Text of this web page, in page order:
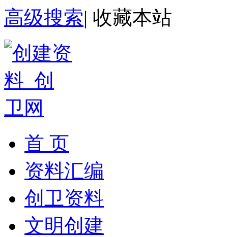
高级搜索| 收藏本站
首 页
资料汇编
创卫资料
文明创建